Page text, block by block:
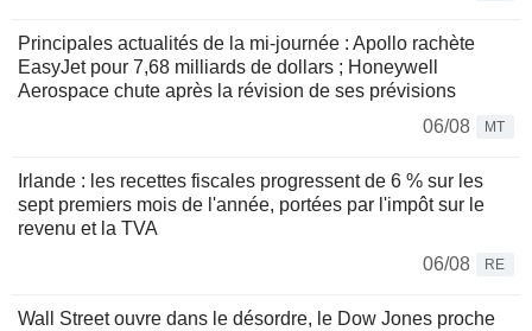
Principales actualités de la mi-journée : Apollo rachète
EasyJet pour 7,68 milliards de dollars ; Honeywell
Aerospace chute après la révision de ses prévisions
06/08
MT
Irlande : les recettes fiscales progressent de 6 % sur les
sept premiers mois de l'année, portées par l'impôt sur le
revenu et la TVA
06/08
RE
Wall Street ouvre dans le désordre, le Dow Jones proche